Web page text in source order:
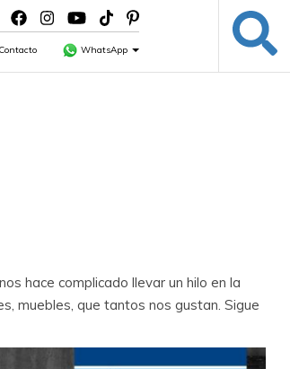
WhatsApp
hace complicado llevar un hilo en la
muebles, que tantos nos gustan. Sigue